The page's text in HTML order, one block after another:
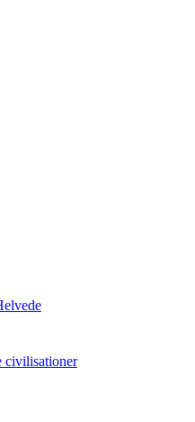
civilisationer